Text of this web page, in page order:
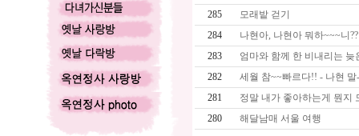
285
모래밭 걷기
284
나현아, 나현아 뭐하~~~니??
283
엄마와 함께 한 비내리는
282
세월 참~~빠르다!! - 나현 말-
281
정말 내가 좋아하는게 뭔지
280
해달남매 서울 여행